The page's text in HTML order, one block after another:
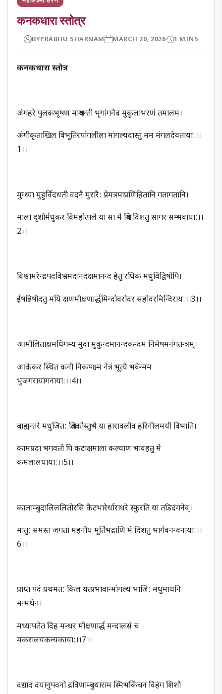
कनकधारा स्तोत्र
BYPRABHU SHARNAM MARCH 20, 2026 1 MINS
कनकधारा स्तोत्र
अंगहरे पुलकभूषण माश्रयन्ती भृगांगनैव मुकुलाभरणं तमालम।
अंगीकृताखिल विभूतिरपांगलीला मांगल्यदास्तु मम मंगलदेवताया:।।
1।।
मुग्ध्या मुहुर्विदधती वदनै मुरारै: प्रेमत्रपाप्रणिहितानि गतागतानि।
माला दृशोर्मधुकर विमहोत्पले या सा मै श्रियं दिशतु सागर सम्भवाया:।।
2।।
विश्वामरेन्द्रपदविभ्रमदानदक्षमानन्द हेतु रधिकं मधुविद्विषोपि।
ईषन्निषीदतु मयि क्षणमीक्षणार्द्धमिन्दोवरोदर सहोदरमिन्दिराय:।।3।।
आमीलिताक्षमधिगम्य मुदा मुकुन्दमानन्दकन्दम निमेषमनंगतन्त्रम्।
आकेकर स्थित कनी निकपक्ष्म नेत्रं भूत्यै भवेन्मम
भुजंगरायांगनाया:।।4।।
बाह्यन्तरे मधुजित: श्रितकौस्तुभै या हारावलीव हरि‍नीलमयी विभाति।
कामप्रदा भगवतो पि कटाक्षमाला कल्याण भावहतु मे
कमलालयाया:।।5।।
कालाम्बुदालिललितोरसि कैटभारेर्धाराधरे स्फुरति या तडिदंगनेव्।
मातु: समस्त जगतां महनीय मूर्तिभद्राणि मे दिशतु भार्गवनन्दनाया:।।
6।।
प्राप्तं पदं प्रथमत: किल यत्प्रभावान्मांगल्य भाजि: मधुमायनि
मन्मथेन।
मध्यापतेत दिह मन्थर मीक्षणार्द्ध मन्दालसं च
मकरालयकन्यकाया:।।7।।
दद्याद दयानुपवनो द्रविणाम्बुधाराम स्मिभकिंचन विहंग शिशौ